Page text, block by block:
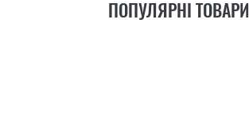
ПОПУЛЯРНІ ТОВАРИ